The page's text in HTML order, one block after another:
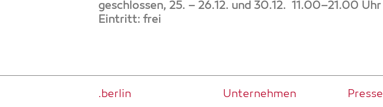
geschlos­sen, 25. – 26.12. und 30.12. 11.00–21.00 Uhr
Ein­tritt: frei
.ber­lin Unter­neh­men Pres­se